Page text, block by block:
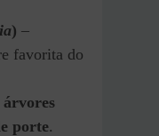
) –
favorita do
porte.